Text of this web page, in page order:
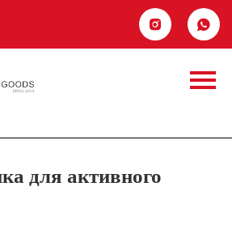
 
отдыха
для активного